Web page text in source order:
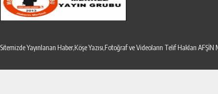
Sitemizde Yayınlanan Haber,Köşe Yazısı,Fotoğraf ve Videoların Telif Hakları